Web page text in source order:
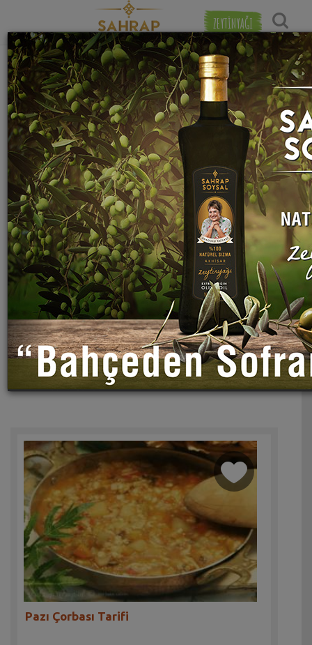
ZEYTİNYAĞI
"Küzbara " etiketiyle eşleşen (1) tarif
bulundu.
Popülerlik
Pazı Çorbası Tarifi